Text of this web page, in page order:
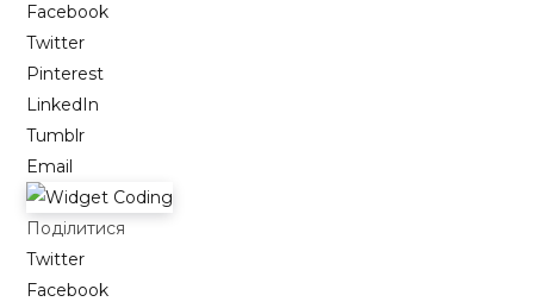
Facebook
Twitter
Pinterest
LinkedIn
Tumblr
Email
Поділитися
Twitter
Facebook